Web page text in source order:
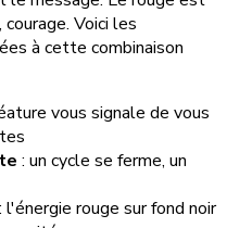
Voici les
à cette combinaison
vous signale de vous
: un cycle se ferme, un
: l'énergie rouge sur fond noir